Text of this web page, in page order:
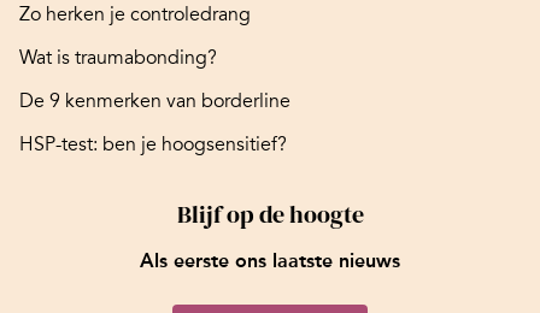
Zo herken je controledrang
Wat is traumabonding?
De 9 kenmerken van borderline
HSP-test: ben je hoogsensitief?
Blijf op de hoogte
Als eerste ons laatste nieuws